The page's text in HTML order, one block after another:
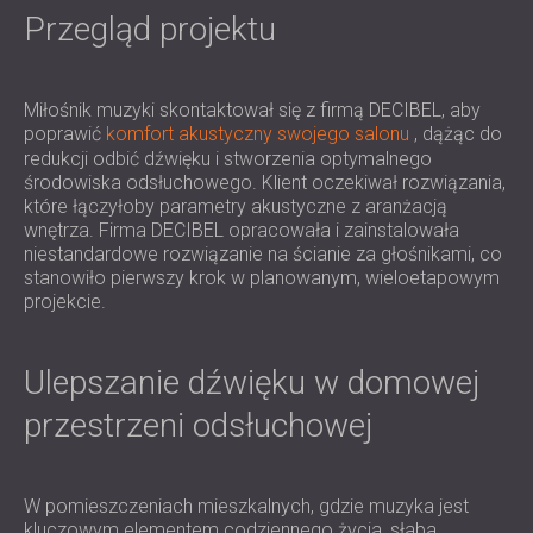
IZOLACJA AKUSTYCZNA I PANELE
AKUSTYCZNE DLA RESTAURACJI I
IZOLACJA AKUSTYCZNA I ROZWIĄZANIA
AKUSTYCZNE DLA HOTELI
IZOLACJA AKUSTYCZNA I PANELE
AKUSTYCZNE DO HAL I TEATRÓW
ROZWIĄZANIA DŹWIĘKOSZCZELNE I
AKUSTYCZNE DLA POWIERZCHNI
HANDLOWYCH
PANELE DŹWIĘKOCHŁONNE I
AKUSTYCZNE DLA PLACÓWEK SŁUŻBY
AKUSTYCZNE DLA SEKTORA AUDIOLOGII
ROMÂNIA (RO)
FINLAND (FI)
USA (US)
SOUTH AFRICA (ZA)
Przegląd projektu
Miłośnik muzyki skontaktował się z firmą DECIBEL, aby
poprawić komfort akustyczny swojego salonu , dążąc do
redukcji odbić dźwięku i stworzenia optymalnego
środowiska odsłuchowego. Klient oczekiwał rozwiązania,
które łączyłoby parametry akustyczne z aranżacją
wnętrza. Firma DECIBEL opracowała i zainstalowała
niestandardowe rozwiązanie na ścianie za głośnikami, co
stanowiło pierwszy krok w planowanym, wieloetapowym
projekcie.
Ulepszanie dźwięku w domowej
przestrzeni odsłuchowej
W pomieszczeniach mieszkalnych, gdzie muzyka jest